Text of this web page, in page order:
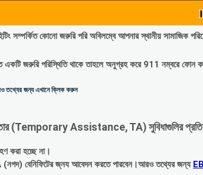
হিটিং সম্পর্কিত কোনো জরুরি পরি অবিলম্বে আপনার স্থানীয়
একটি জরুরি পরিস্থিতি থাকে তাহলে অনুগ্রহ করে 911 নম্বরে ফোন
তথ্যের জন্য এখানে ক্লিক করুন
(Temporary Assistance, TA) সুবিধাগুলির
করা হচ্ছে না।
(নগদ) বেনিফিটের জ্নয আবেদন করতে পারবেন।আরও তথ্যের জন্য